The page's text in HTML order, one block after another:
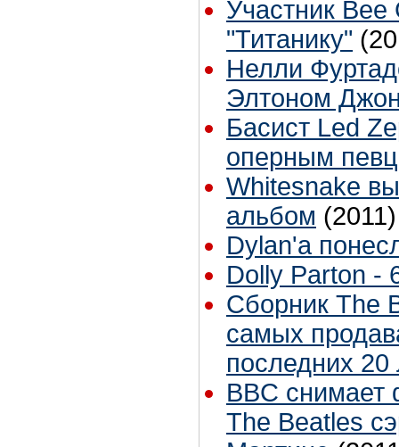
Участник
"Титанику"
Нелли
Элтоном
Басист Led
оперным
Whitesnake
альбом (2011)
Dylan'a
Dolly Parton -
Сборник The
самых
последних 20
BBC
The Beatles